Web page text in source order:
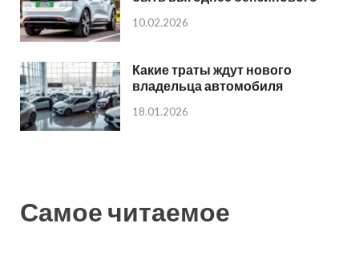
10.02.2026
Какие траты ждут нового
владельца автомобиля
18.01.2026
Самое читаемое